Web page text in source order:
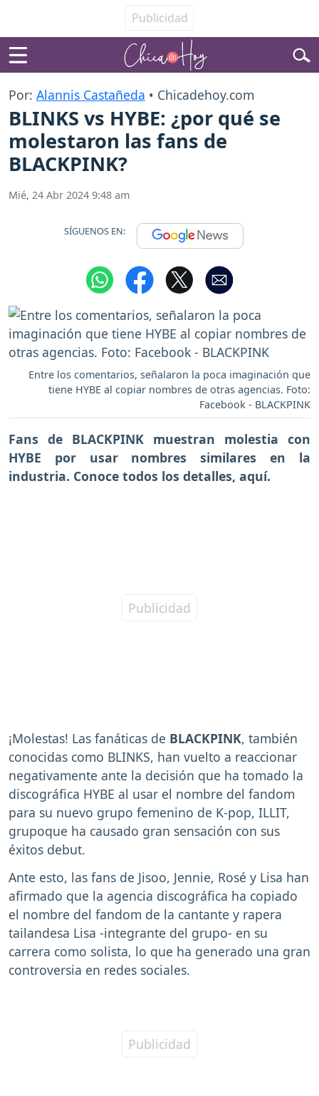
Por: Alannis Castañeda • Chicadehoy.com
BLINKS vs HYBE: ¿por qué se
molestaron las fans de
BLACKPINK?
Mié, 24 Abr 2024 9:48 am
SÍGUENOS EN:
Entre los comentarios, señalaron la poca imaginación que
tiene HYBE al copiar nombres de otras agencias. Foto:
Facebook - BLACKPINK
Fans de BLACKPINK muestran molestia con
HYBE por usar nombres similares en la
industria. Conoce todos los detalles, aquí.
¡Molestas! Las fanáticas de BLACKPINK, también
conocidas como BLINKS, han vuelto a reaccionar
negativamente ante la decisión que ha tomado la
discográfica HYBE al usar el nombre del fandom
para su nuevo grupo femenino de K-pop, ILLIT,
grupoque ha causado gran sensación con sus
éxitos debut.
Ante esto, las fans de Jisoo, Jennie, Rosé y Lisa han
afirmado que la agencia discográfica ha copiado
el nombre del fandom de la cantante y rapera
tailandesa Lisa -integrante del grupo- en su
carrera como solista, lo que ha generado una gran
controversia en redes sociales.